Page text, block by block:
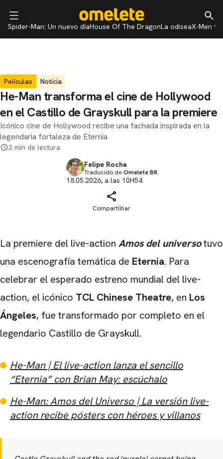
Spider-Man: Un nuevo díaHouse Of The DragonLa odiseaX-Men 97
Películas Notícia
He-Man transforma el cine de Hollywood
en el Castillo de Grayskull para la premiere
Icónico cine de Hollywood recibe una fachada inspirada en la
legendaria fortaleza de Eternia
2 min de lectura
Felipe Rocha
Traducido deOmelete BR
18.05.2026, a las 10H54.
Compartilhar
La premiere del live-action Amos del universotuvo
una escenografía temática de Eternia. Para
celebrar el esperado estreno mundial del live-
action, el icónico TCL Chinese Theatre, en Los
Ángeles, fue transformado por completo en el
legendario Castillo de Grayskull.
He-Man | El live-action lanza el sencillo
“Eternia” con Brian May: escúchalo
He-Man: Amos del Universo | La versión live-
action recibe pósters con héroes y villanos